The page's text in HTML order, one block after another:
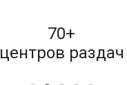
70+
центров раздач